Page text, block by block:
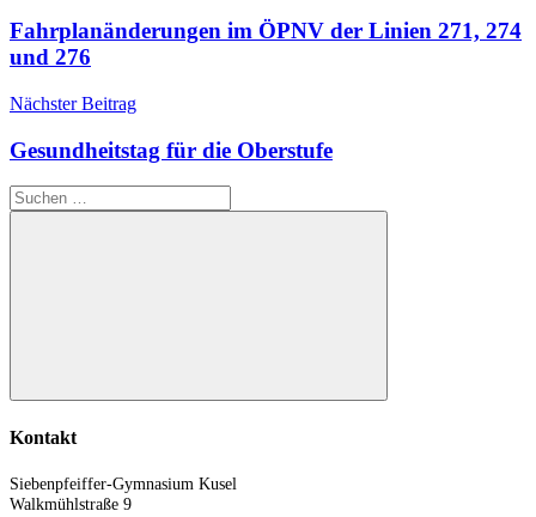
Fahrplanänderungen im ÖPNV der Linien 271, 274
und 276
Nächster Beitrag
Gesundheitstag für die Oberstufe
Suchen
nach:
Suchen
Kontakt
Siebenpfeiffer-Gymnasium Kusel
Walkmühlstraße 9